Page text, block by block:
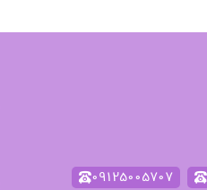
۰۹۱۲۵۰۰۵۷۰۷